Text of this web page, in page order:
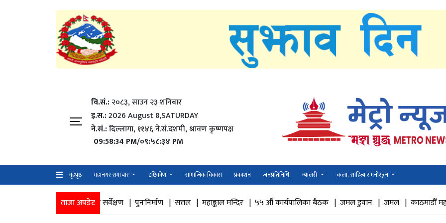
वि.सं.:२०८३, साउन २३ शनिबार
इ.स.:2026 August 8,SATURDAY
ने.सं.:दिल्लागा, ११४६ ने.सं.दशमी, श्रावण कृष्णपक्ष
09:58:35 PM/०९:५८:३५ PM
गृहपृष्ठ महानगर समाचार दृष्टिकोण सामाजिक विकास प्रकाशन जनप्रतिनिधि ग्यालरी कला, साहित्य र मनोरञ्जन
ताजा अपडेट
नागरिक स्वास्थ्य सर्वेक्षण |पुनःनिर्माण | सत्तल |महाङ्काल मन्दिर |५५ औँ कार्यपालिका बैठक |जमल डुवान |जमल |काठमाडौँ